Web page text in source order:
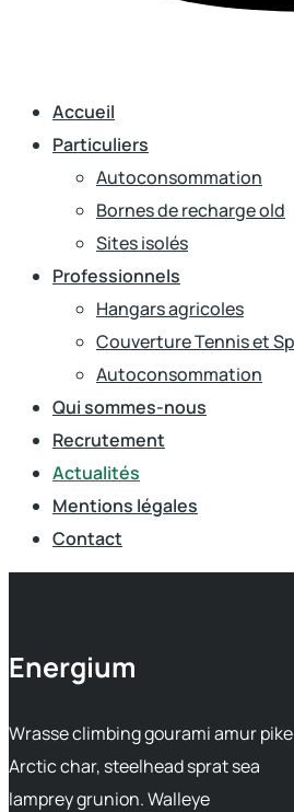
Accueil
Particuliers
Autoconsommation
Bornes de recharge old
Sites isolés
Professionnels
Hangars agricoles
Couverture Tennis et
Autoconsommation
Qui sommes-nous
Recrutement
Actualités
Mentions légales
Contact
Energium
Wrasse climbing gourami amur pike
Arctic char, steelhead sprat sea
lamprey grunion. Walleye